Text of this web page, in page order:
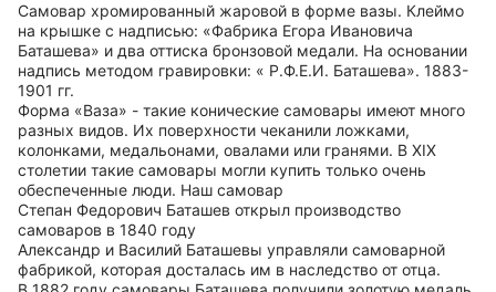
Самовар хромированный жаровой в форме вазы. Клеймо
на крышке с надписью: «Фабрика Егора Ивановича
Баташева» и два оттиска бронзовой медали. На основании
надпись методом гравировки: « Р.Ф.Е.И. Баташева». 1883-
1901 гг.
Форма «Ваза» - такие конические самовары имеют много
разных видов. Их поверхности чеканили ложками,
колонками, медальонами, овалами или гранями. В XIX
столетии такие самовары могли купить только очень
обеспеченные люди. Наш самовар
Степан Федорович Баташев открыл производство
самоваров в 1840 году
Александр и Василий Баташевы управляли самоварной
фабрикой, которая досталась им в наследство от отца.